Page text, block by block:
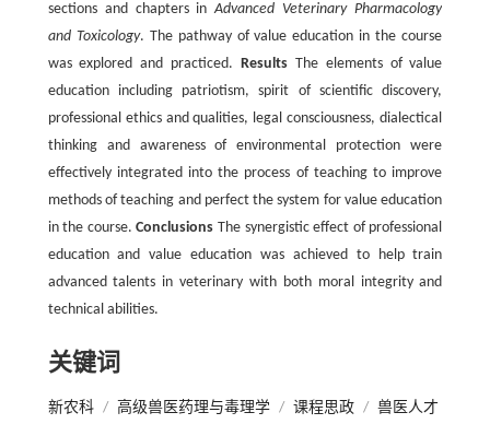
sections and chapters inAdvanced Veterinary Pharmacology
and Toxicology. The pathway of value education in the course
was explored and practiced. Results The elements of value
education including patriotism, spirit of scientific discovery,
professional ethics and qualities, legal consciousness, dialectical
thinking and awareness of environmental protection were
effectively integrated into the process of teaching to improve
methods of teaching and perfect the system for value education
in the course.Conclusions The synergistic effect of professional
education and value education was achieved to help train
advanced talents in veterinary with both moral integrity and
technical abilities.
关键词
新农科 / 高级兽医药理与毒理学 / 课程思政 / 兽医人才